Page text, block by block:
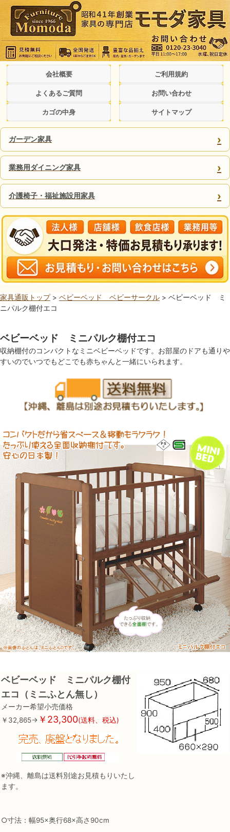
会社概要 ご利用規約
よくあるご質問 お問い合わせ
カゴの中身 サイトマップ
ガーデン家具 ›
業務用ダイニング家具 ›
介護椅子・福祉施設用家具 ›
家具通販トップ> ベビーベッド ベビーサークル > ベビーベッド ミ
ニパルク棚付エコ
ベビーベッド ミニパルク棚付エコ
収納棚付のコンパクトなミニベビーベッドです。お部屋のドアも通りや
すいのでいつでもどこでも赤ちゃんと一緒にいられます。
ベビーベッド ミニパルク棚付
エコ（ミニふとん無し）
メーカー希望小売価格
￥32,865→ ￥23,300(送料、税込)
※沖縄、離島は送料別途お見積もりいたし
ます。
○寸法：幅95×奥行68×高さ90cm